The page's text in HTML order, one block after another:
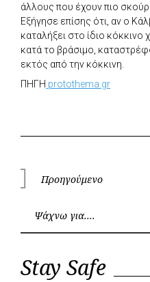
άλλους που έχουν πιο
Εξήγησε επίσης ότι, αν ο
καταλήξει στο ίδιο
κατά το βράσιμο,
εκτός από την κόκκινη.
ΠΗΓΗ protothema.gr
Πλοήγηση
άρθρων
Προηγούμενο
Stay Safe